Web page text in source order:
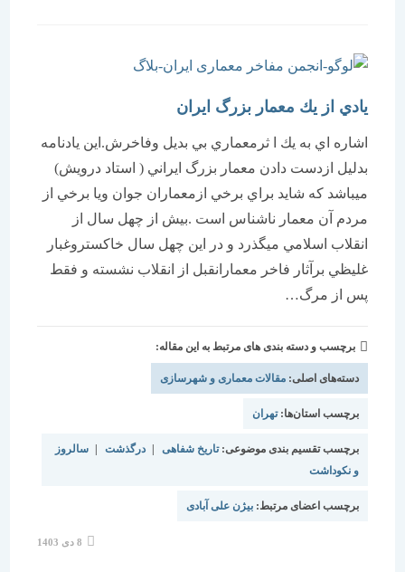
يادي از يك معمار بزرگ ايران
اشاره اي به يك ا ثرمعماري بي بديل وفاخرش.اين يادنامه
بدليل ازدست دادن معمار بزرگ ايراني ( استاد درويش)
ميباشد كه شايد براي برخي ازمعماران جوان ويا برخي از
مردم آن معمار ناشناس است .بيش از چهل سال از
انقلاب اسلامي ميگذرد و در اين چهل سال خاكستروغبار
غليظي برآثار فاخر معمارانقبل از انقلاب نشسته و فقط
پس از مرگ…
برچسب و دسته بندی های مرتبط به این مقاله:
دسته‌های اصلی:مقالات معماری و شهرسازی
برچسب استان‌ها:تهران
برچسب تقسیم بندی موضوعی:تاریخ شفاهی | درگذشت | سالروز
و نکوداشت
برچسب اعضای مرتبط: بیژن علی آبادی